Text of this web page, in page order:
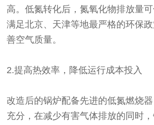
高。低氮转化后，氮氧化物排放量
满足北京、天津等地最严格的环保
善空气质量。
2.提高热效率，降低运行成本投入
改造后的锅炉配备先进的低氮燃烧
充分，在减少有害气体排放的同时